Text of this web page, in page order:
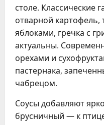
столе.
отварной картофель,
яблоками, гречка с
актуальны.
орехами и
пастернака,
чабрецом.
Соусы добавляют
брусничный — к